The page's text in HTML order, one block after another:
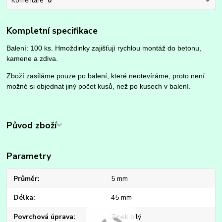
Kompletní specifikace
Balení: 100 ks. Hmoždinky zajišťují rychlou montáž do betonu,
kamene a zdiva.
Zboží zasíláme pouze po balení, které neotevíráme, proto není
možné si objednat jiný počet kusů, než po kusech v balení.
Původ zboží
Parametry
Průměr 5 mm
Délka 45 mm
Povrchová úprava Zinek bílý